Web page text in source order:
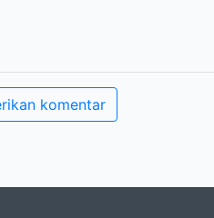
komentar